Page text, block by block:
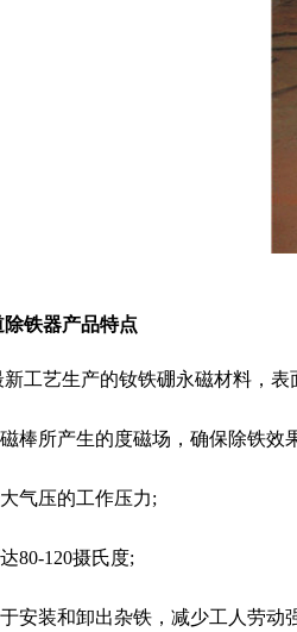
铁器产品特点
新工艺生产的钕铁硼永磁材料，
棒所产生的度磁场，确保除铁效
气压的工作压力;
80-120摄氏度;
安装和卸出杂铁，减少工人劳动